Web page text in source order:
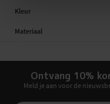
Kleur
Materiaal
Ontvang 10%
Meld je aan voor de